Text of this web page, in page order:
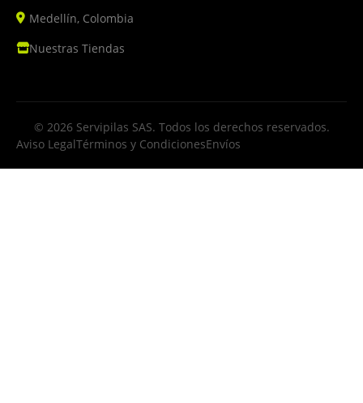
Medellín, Colombia
Nuestras Tiendas
© 2026 Servipilas SAS. Todos los derechos reservados.
Aviso LegalTérminos y CondicionesEnvíos